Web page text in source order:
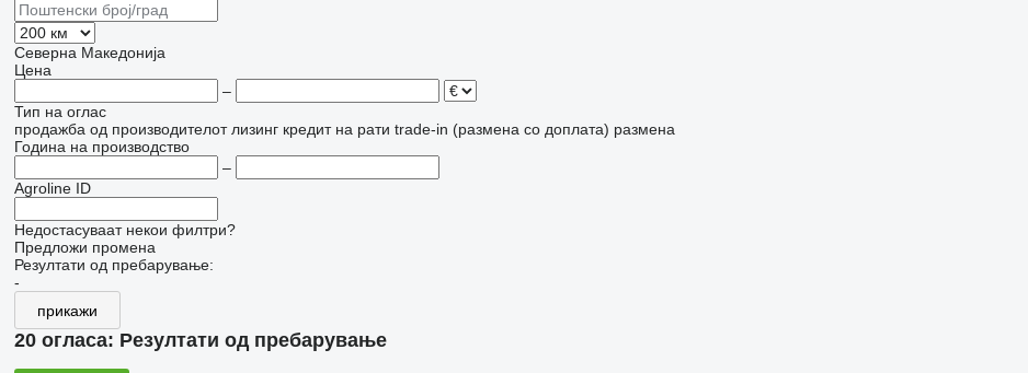
Северна Македонија
Цена
–
Тип на оглас
продажба од производителот лизинг кредит на рати trade-in (размена со доплата) размена
Година на производство
–
Agroline ID
Недостасуваат некои филтри?
Предложи промена
Резултати од пребарување:
-
прикажи
20 огласа: Резултати од пребарување